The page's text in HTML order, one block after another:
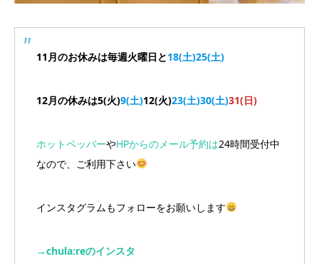
11月のお休みは毎週火曜日と18(土)25(土)
12月の休みは5(火)9(土)12(火)23(土)30(土)31(日)
ホットペッパーやHPからのメール予約は24時間受付中
なので、ご利用下さい
インスタグラムもフォローをお願いします
→chula:reのインスタ